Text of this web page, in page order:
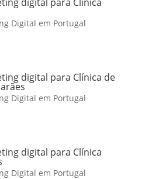
Digital em Portugal
digital para Clínica de
Digital em Portugal
digital para Clínica
Digital em Portugal